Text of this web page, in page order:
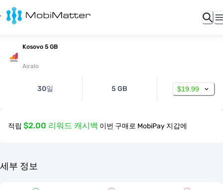
Kosovo 5 GB
Airalo
30일 5 GB $19.99
적립 $2.00 리워드 캐시백 이번 구매로 MobiPay 지갑에
세부 정보